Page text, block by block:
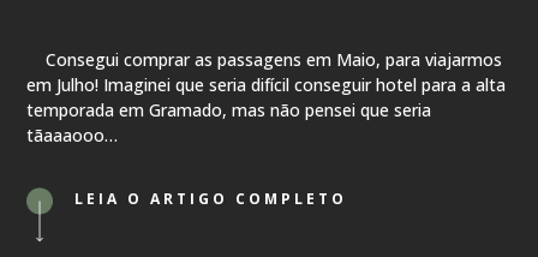
Consegui comprar as passagens em Maio, para viajarmos
em Julho! Imaginei que seria difícil conseguir hotel para a alta
temporada em Gramado, mas não pensei que seria
tãaaaooo…
LEIA O ARTIGO COMPLETO